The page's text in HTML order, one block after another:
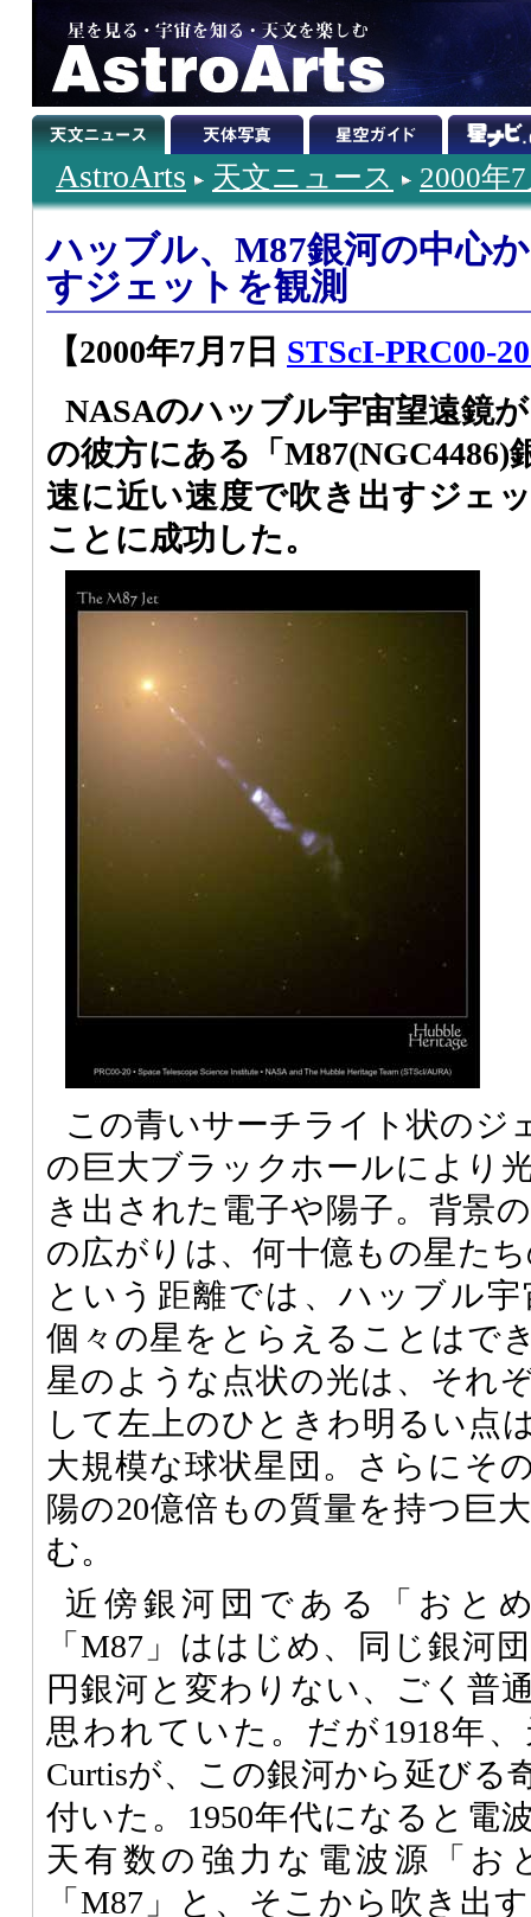
AstroArts 天文ニュース 2000年
ハッブル、M87銀河の中心
すジェットを観測
【2000年7月7日 STScI-PRC00-
NASAのハッブル宇宙望遠鏡
の彼方にある「M87(NGC4486)
速に近い速度で吹き出すジェ
ことに成功した。
この青いサーチライト状のジ
の巨大ブラックホールにより
き出された電子や陽子。背景
の広がりは、何十億もの星た
という距離では、ハッブル
個々の星をとらえることは
星のような点状の光は、それ
して左上のひときわ明るい点
大規模な球状星団。さらにそ
陽の20億倍もの質量を持つ巨
む。
近傍銀河団である「おと
「M87」ははじめ、同じ銀河
円銀河と変わりない、ごく普
思われていた。だが1918年
Curtisが、この銀河から延びる
付いた。1950年代になると電
天有数の強力な電波源「お
「M87」と、そこから吹き出